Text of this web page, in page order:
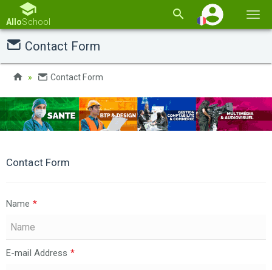
la
AlloSchool
Contact Form
Contact Form
Contact Form
Name *
E-mail Address *